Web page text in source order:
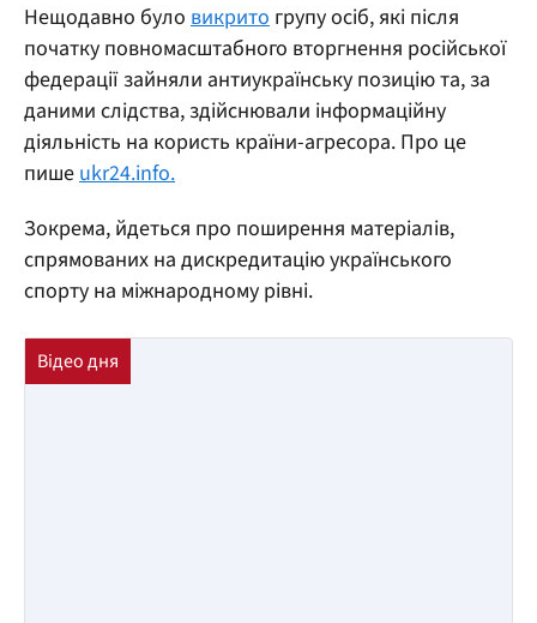
Нещодавно було викрито групу осіб, які після
початку повномасштабного вторгнення російської
федерації зайняли антиукраїнську позицію та, за
даними слідства, здійснювали інформаційну
діяльність на користь країни-агресора. Про це
пише ukr24.info.
Зокрема, йдеться про поширення матеріалів,
спрямованих на дискредитацію українського
спорту на міжнародному рівні.